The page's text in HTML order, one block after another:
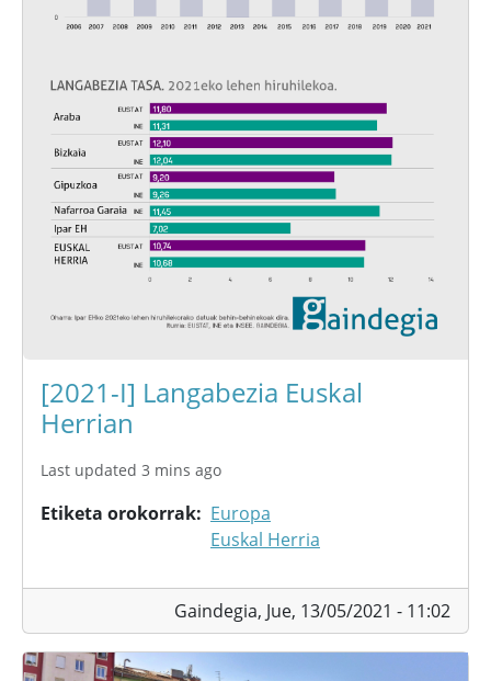
[2021-I] Langabezia Euskal
Herrian
Last updated 3 mins ago
Etiketa orokorrak
Europa
Euskal Herria
Gaindegia, Jue, 13/05/2021 - 11:02